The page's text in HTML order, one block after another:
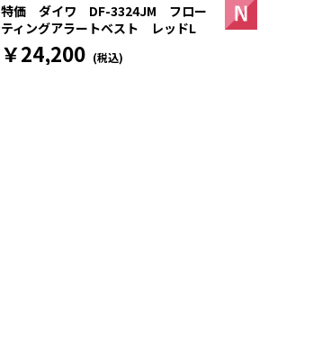
特価 ダイワ DF-3324JM フロー
ティングアラートベスト レッドL
￥24,200 (税込)